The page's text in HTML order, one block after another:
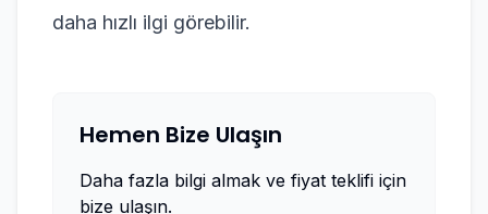
daha hızlı ilgi görebilir.
Hemen Bize Ulaşın
Daha fazla bilgi almak ve fiyat teklifi için
bize ulaşın.